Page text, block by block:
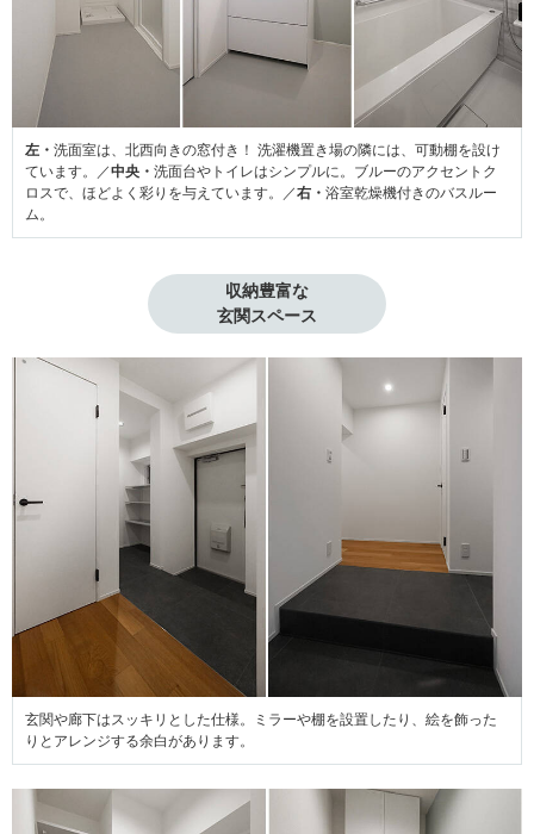
左・ 洗面室は、北西向きの窓付き！ 洗濯機置き場の隣には、可動棚を設け
ています。／中央・ 洗面台やトイレはシンプルに。ブルーのアクセントク
ロスで、ほどよく彩りを与えています。／右・ 浴室乾燥機付きのバスルー
ム。
収納豊富な
玄関スペース
玄関や廊下はスッキリとした仕様。ミラーや棚を設置したり、絵を飾った
りとアレンジする余白があります。